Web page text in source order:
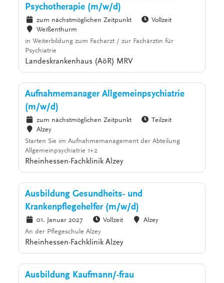
Psychotherapie (m/w/d)
zum nächstmöglichen Zeitpunkt
Vollzeit
Weißenthurm
in Weiterbildung zum Facharzt / zur Fachärztin für
Psychiatrie
Landeskrankenhaus (AöR) MRV
Aufnahmemanager Allgemeinpsychiatrie
(m/w/d)
zum nächstmöglichen Zeitpunkt
Teilzeit
Alzey
Starten Sie im Aufnahmemanagement der Abteilung
Allgemeinpsychiatrie 1+2
Rheinhessen-Fachklinik Alzey
Ausbildung Gesundheits- und
Krankenpflegehelfer (m/w/d)
01. Januar 2027 Vollzeit
Alzey
An der Pflegeschule Alzey
Rheinhessen-Fachklinik Alzey
Ausbildung Kaufmann/-frau